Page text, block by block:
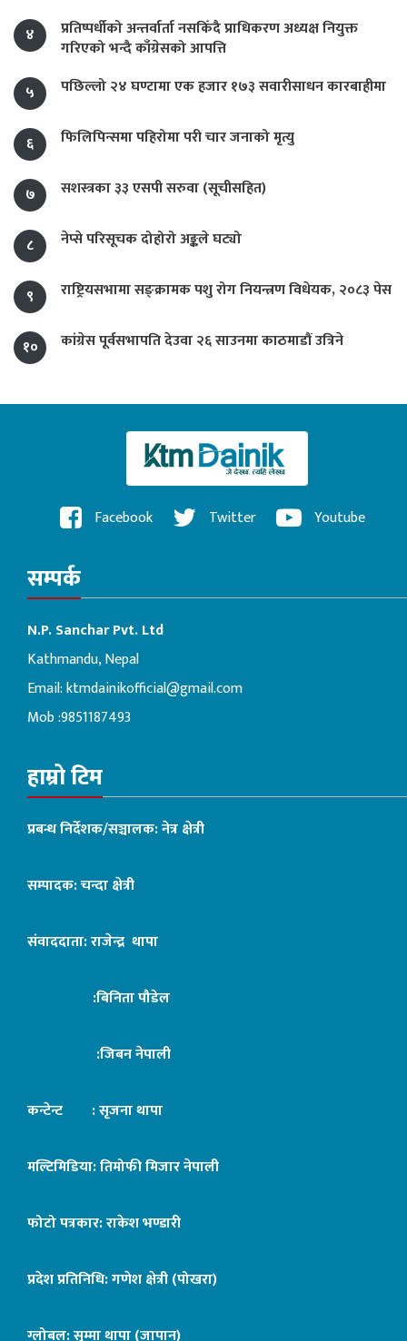
४
प्रतिष्पर्धीको अन्तर्वार्ता नसकिँदै प्राधिकरण अध्यक्ष नियुक्त
गरिएको भन्दै काँग्रेसको आपत्ति
५
पछिल्लो २४ घण्टामा एक हजार १७३ सवारीसाधन कारबाहीमा
६ फिलिपिन्समा पहिरोमा परी चार जनाको मृत्यु
७ सशस्त्रका ३३ एसपी सरुवा (सूचीसहित)
८ नेप्से परिसूचक दोहोरो अङ्कले घट्यो
९ राष्ट्रियसभामा सङ्क्रामक पशु रोग नियन्त्रण विधेयक, २०८३ पेस
१० कांग्रेस पूर्वसभापति देउवा २६ साउनमा काठमाडौं उत्रिने
Facebook Twitter Youtube
सम्पर्क
N.P. Sanchar Pvt. Ltd
Kathmandu, Nepal
Email:ktmdainikofficial@gmail.com
Mob :9851187493
हाम्रो टिम
प्रबन्ध निर्देशक/सञ्चालक: नेत्र क्षेत्री
सम्पादक: चन्दा क्षेत्री
संवाददाता: राजेन्द्र थापा
:बिनिता पौडेल
:जिबन नेपाली
कन्टेन्ट : सृजना थापा
मल्टिमिडिया: तिमोफी मिजार नेपाली
फोटो पत्रकार: राकेश भण्डारी
प्रदेश प्रतिनिधि: गणेश क्षेत्री (पोखरा)
ग्लोबल: सुम्मा थापा (जापान)